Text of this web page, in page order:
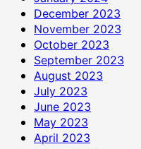
December 2023
November 2023
October 2023
September 2023
August 2023
July 2023
June 2023
May 2023
April 2023